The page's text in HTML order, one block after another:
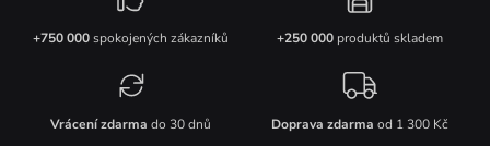
+750 000spokojených zákazníků +250 000produktů skladem
Vrácení zdarma do 30 dnů Doprava zdarma od 1 300 Kč